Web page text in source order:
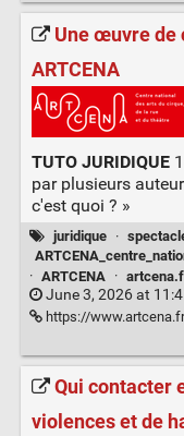
Une œuvre de
ARTCENA
TUTO JURIDIQUE
par plusieurs
c'est quoi ? »
juridique ·
· ARTCENA ·
June 3, 2026 at
https://www.artcena.fr/
Qui contacter
violences et de